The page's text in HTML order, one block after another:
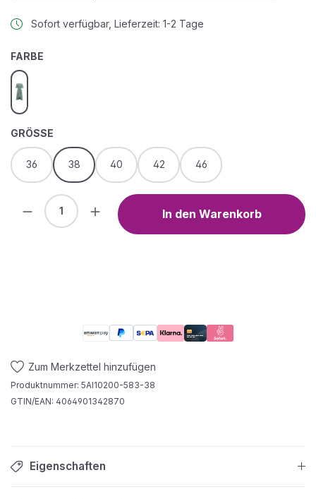
Sofort verfügbar, Lieferzeit: 1-2 Tage
FARBE
soft green
GRÖSSE
36 38 40 42 46
Produkt Anzahl: Gib den gewünschten
In den Warenkorb
Zum Merkzettel hinzufügen
Produktnummer: 5AI10200-583-38
GTIN/EAN: 4064901342870
Eigenschaften